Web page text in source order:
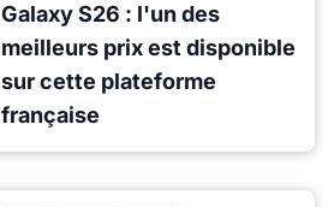
Galaxy S26 : l'un des
meilleurs prix est disponible
sur cette plateforme
française